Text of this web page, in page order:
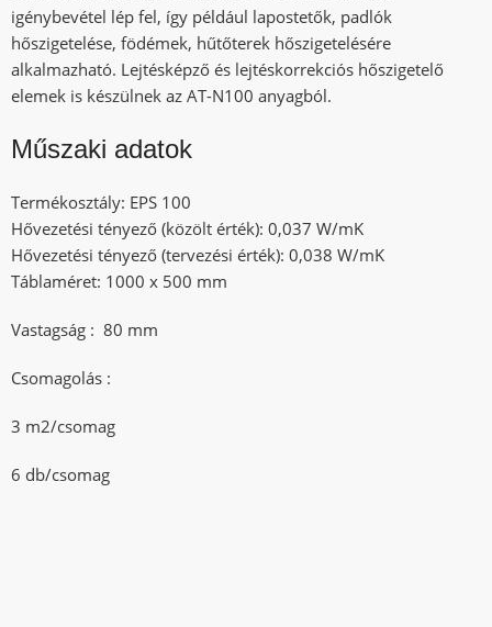
igénybevétel lép fel, így például lapostetők, padlók
hőszigetelése, födémek, hűtőterek hőszigetelésére
alkalmazható. Lejtésképző és lejtéskorrekciós hőszigetelő
elemek is készülnek az AT-N100 anyagból.
Műszaki adatok
Termékosztály: EPS 100
Hővezetési tényező (közölt érték): 0,037 W/mK
Hővezetési tényező (tervezési érték): 0,038 W/mK
Táblaméret: 1000 x 500 mm
Vastagság : 80 mm
Csomagolás :
3 m2/csomag
6 db/csomag